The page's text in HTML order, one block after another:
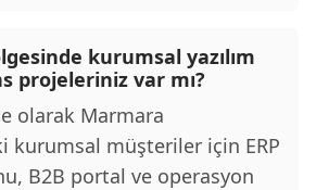
kurumsal yazılım
projeleriniz var mı?
olarak Marmara
kurumsal müşteriler için ERP
B2B portal ve operasyon